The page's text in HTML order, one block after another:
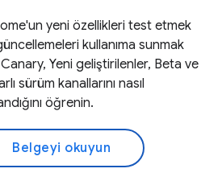
yeni özellikleri test etmek
kullanıma sunmak
Yeni geliştirilenler, Beta ve
sürüm kanallarını nasıl
öğrenin.
Belgeyi okuyun